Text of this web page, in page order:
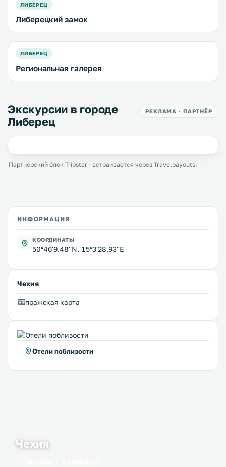
ЛИБЕРЕЦ
Либерецкий замок
ЛИБЕРЕЦ
Региональная галерея
Экскурсии в городе
Либерец
РЕКЛАМА · ПАРТНЁР
Партнёрский блок Tripster · встраивается через Travelpayouts.
ИНФОРМАЦИЯ
КООРДИНАТЫ
50°46'9.48''N, 15°3'28.93''E
Чехия
пражская карта
Отели поблизости
Чехия